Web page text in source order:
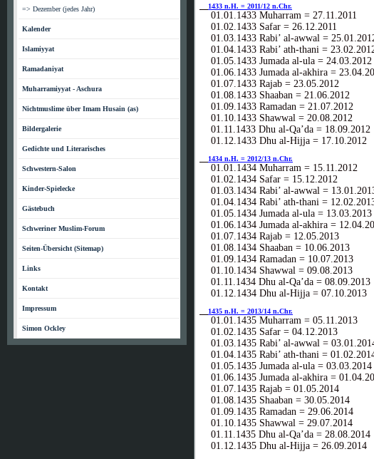
=> Dezember (jedes Jahr)
Kalender
Islamiyyat
Ramadaniyat
Muharramiyyat - Aschura
Nichtmuslime über Imam Husain (as)
Bildergalerie
Gedichte und Literarisches
Schwestern-Salon
Kinder-Spielecke
Gästebuch
Schweriner Muslim-Forum
Seiten-Übersicht (Sitemap)
Links
Kontakt
Impressum
Simon Ockley
1433 n.H. = 2011/12 n.Chr.
01.01.1433 Muharram = 27.11.2011
01.02.1433 Safar = 26.12.2011
01.03.1433 Rabi’ al-awwal =
01.04.1433 Rabi’ ath-thani =
01.05.1433 Jumada al-ula = 24.03.2012
01.06.1433 Jumada al-akhira =
01.07.1433 Rajab = 23.05.2012
01.08.1433 Shaaban = 21.06.2012
01.09.1433 Ramadan = 21.07.2012
01.10.1433 Shawwal = 20.08.2012
01.11.1433 Dhu al-Qa’da = 18.09.2012
01.12.1433 Dhu al-Hijja = 17.10.2012
1434 n.H. = 2012/13 n.Chr.
01.01.1434 Muharram = 15.11.2012
01.02.1434 Safar = 15.12.2012
01.03.1434 Rabi’ al-awwal =
01.04.1434 Rabi’ ath-thani =
01.05.1434 Jumada al-ula = 13.03.2013
01.06.1434 Jumada al-akhira =
01.07.1434 Rajab = 12.05.2013
01.08.1434 Shaaban = 10.06.2013
01.09.1434 Ramadan = 10.07.2013
01.10.1434 Shawwal = 09.08.2013
01.11.1434 Dhu al-Qa’da = 08.09.2013
01.12.1434 Dhu al-Hijja = 07.10.2013
1435 n.H. = 2013/14 n.Chr.
01.01.1435 Muharram = 05.11.2013
01.02.1435 Safar = 04.12.2013
01.03.1435 Rabi’ al-awwal =
01.04.1435 Rabi’ ath-thani =
01.05.1435 Jumada al-ula = 03.03.2014
01.06.1435 Jumada al-akhira =
01.07.1435 Rajab = 01.05.2014
01.08.1435 Shaaban = 30.05.2014
01.09.1435 Ramadan = 29.06.2014
01.10.1435 Shawwal = 29.07.2014
01.11.1435 Dhu al-Qa’da = 28.08.2014
01.12.1435 Dhu al-Hijja = 26.09.2014